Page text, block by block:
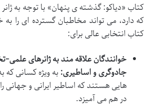
کتاب «دیاکو: گذشته ی پنهان» با توجه به ژانر
که دارد، می تواند مخاطبان گسترده ای را
کتاب انتخابی عالی برای:
خوانندگان علاقه مند به ژانرهای علمی-
جادوگری و اساطیری: به ویژه کسانی که
هایی هستند که اساطیر ایرانی و جهانی را
در هم می آمیزد.